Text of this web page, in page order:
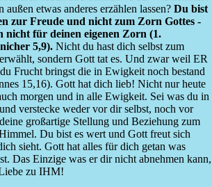
außen etwas anderes erzählen lassen? Du bist
zur Freude und nicht zum Zorn Gottes -
nicht für deinen eigenen Zorn (1.
5,9).Nicht du hast dich selbst zum
sondern Gott tat es. Und zwar weil ER
Frucht bringst die in Ewigkeit noch bestand
15,16). Gott hat dich lieb! Nicht nur heute
morgen und in alle Ewigkeit. Sei was du in
verstecke weder vor dir selbst, noch vor
großartige Stellung und Beziehung zum
Du bist es wert und Gott freut sich
sieht. Gott hat alles für dich getan was
Das Einzige was er dir nicht abnehmen kann,
zu IHM!